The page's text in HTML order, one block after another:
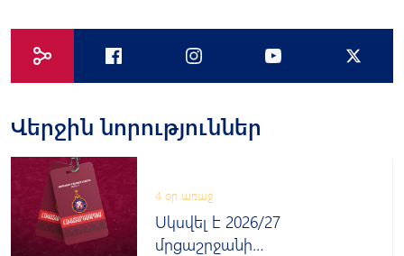
Վերջին նորություններ
4 օր առաջ
Սկսվել է 2026/27
մրցաշրջանի